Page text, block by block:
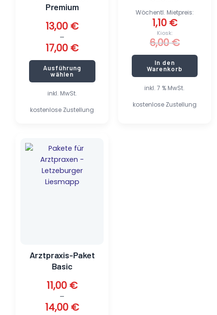
inkl. MwSt.
kostenlose Zustellung
Premium
13,00 €
–
17,00 €
Ausführung
wählen
gewählt
werden
inkl. 7 % MwSt.
kostenlose Zustellung
Kiosk:
6,00€
Wöchentl. Mietpreis:
1,10 €
In den
Warenkorb
Arztpraxis-Paket
Basic
11,00 €
–
14,00 €
Produkt
weist
mehrere
Varianten
Produktseite
gewählt
werden